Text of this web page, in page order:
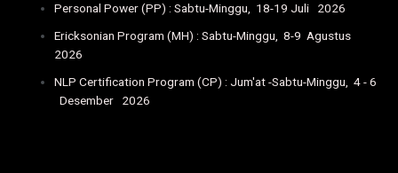
Personal Power (PP) : Sabtu-Minggu, 18-19 Juli 2026
Ericksonian Program (MH) : Sabtu-Minggu, 8-9 Agustus
2026
NLP Certification Program (CP) : Jum'at -Sabtu-Minggu, 4 - 6
Desember 2026